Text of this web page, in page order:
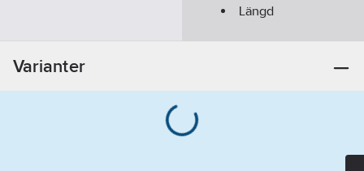
Längd
anslutning 2:
Varianter